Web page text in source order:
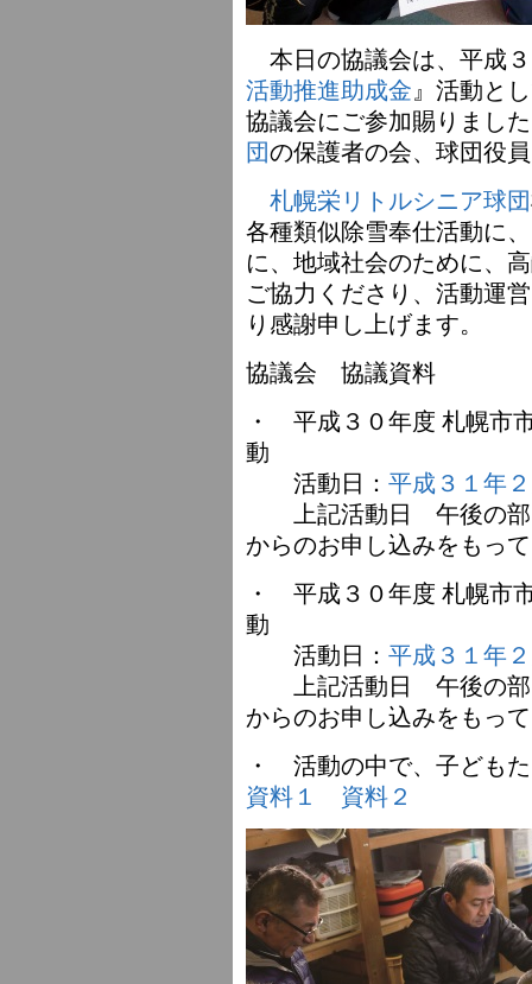
本日の協議会は、平成
活動推進助成金』活動と
協議会にご参加賜りまし
団の保護者の会、球団役
札幌栄リトルシニア球団
各種類似除雪奉仕活動に
に、地域社会のために、
ご協力くださり、活動運
り感謝申し上げます。
協議会 協議資料
・ 平成３０年度 札幌市
動
活動日： 平成３１年
上記活動日 午後の部
からのお申し込みをもっ
・ 平成３０年度 札幌市
動
活動日： 平成３１年
上記活動日 午後の部
からのお申し込みをもっ
・ 活動の中で、子ども
資料１
資料２